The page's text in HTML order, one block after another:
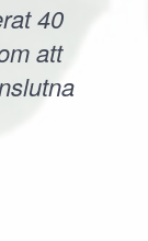
40
att